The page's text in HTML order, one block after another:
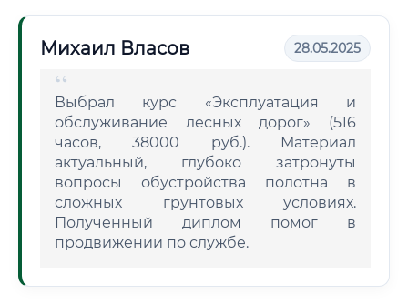
Михаил Власов 28.05.2025
Выбрал курс «Эксплуатация и
обслуживание лесных дорог» (516
часов, 38000 руб.). Материал
актуальный, глубоко затронуты
вопросы обустройства полотна в
сложных грунтовых условиях.
Полученный диплом помог в
продвижении по службе.